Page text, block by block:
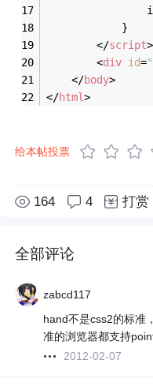
	    	}
</script>
<div id=
</body>
</html>
给本帖投票
164 4 打赏
全部评论
zabcd117
hand不是css2的标准
准的浏览器都支持
2012-02-07